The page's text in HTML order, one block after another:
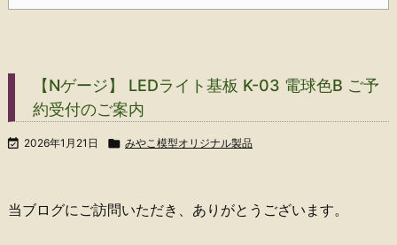
【Nゲージ】 LEDライト基板 K-03 電球色B ご予
約受付のご案内
 2026年1月21日  みやこ模型オリジナル製品
当ブログにご訪問いただき、ありがとうございます。